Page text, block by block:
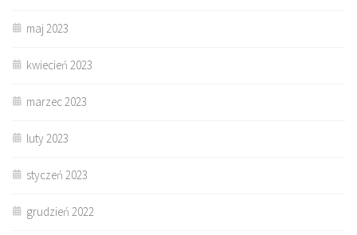
maj 2023
kwiecień 2023
marzec 2023
luty 2023
styczeń 2023
grudzień 2022